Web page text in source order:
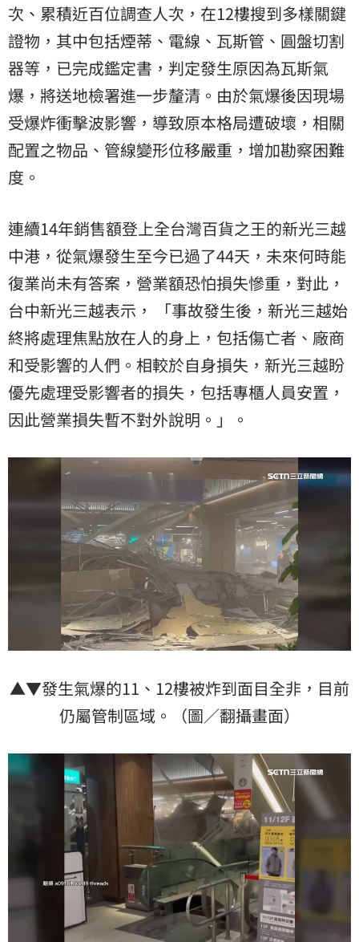
次、累積近百位調查人次，在12樓搜到多樣關鍵
證物，其中包括煙蒂、電線、瓦斯管、圓盤切割
器等，已完成鑑定書，判定發生原因為瓦斯氣
爆，將送地檢署進一步釐清。由於氣爆後因現場
受爆炸衝擊波影響，導致原本格局遭破壞，相關
配置之物品、管線變形位移嚴重，增加勘察困難
度。
連續14年銷售額登上全台灣百貨之王的新光三越
中港，從氣爆發生至今已過了44天，未來何時能
復業尚未有答案，營業額恐怕損失慘重，對此，
台中新光三越表示， 「事故發生後，新光三越始
終將處理焦點放在人的身上，包括傷亡者、廠商
和受影響的人們。相較於自身損失，新光三越盼
優先處理受影響者的損失，包括專櫃人員安置，
因此營業損失暫不對外說明。」。
▲▼發生氣爆的11、12樓被炸到面目全非，目前
仍屬管制區域。（圖／翻攝畫面）